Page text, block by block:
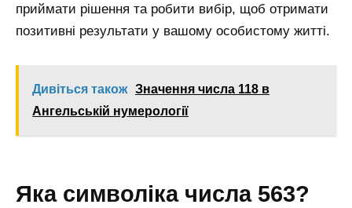
приймати рішення та робити вибір, щоб отримати
позитивні результати у вашому особистому житті.
Дивіться також Значення числа 118 в
Ангельській нумерології
Яка символіка числа 563?